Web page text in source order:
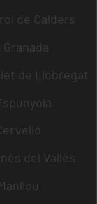
de Calders
Granada
de Llobregat
del Vallès